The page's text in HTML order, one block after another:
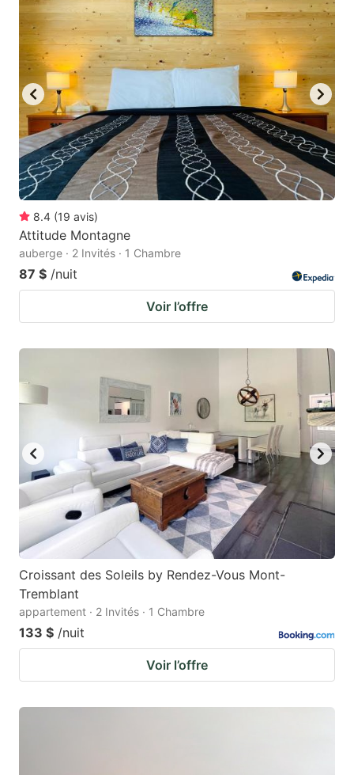
8.4 (19 avis)
Attitude Montagne
auberge · 2 Invités · 1 Chambre
87 $ /nuit
Voir l’offre
Croissant des Soleils by Rendez-Vous Mont-
Tremblant
appartement · 2 Invités · 1 Chambre
133 $ /nuit
Voir l’offre